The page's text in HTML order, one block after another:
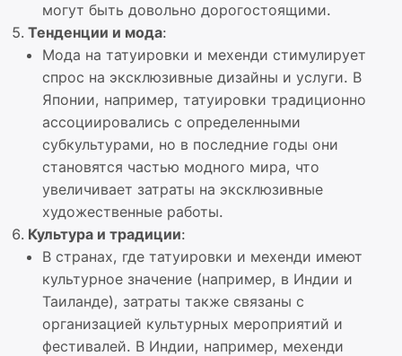
могут быть довольно дорогостоящими.
Тенденции и мода:
Мода на татуировки и мехенди стимулирует
спрос на эксклюзивные дизайны и услуги. В
Японии, например, татуировки традиционно
ассоциировались с определенными
субкультурами, но в последние годы они
становятся частью модного мира, что
увеличивает затраты на эксклюзивные
художественные работы.
Культура и традиции:
В странах, где татуировки и мехенди имеют
культурное значение (например, в Индии и
Таиланде), затраты также связаны с
организацией культурных мероприятий и
фестивалей. В Индии, например, мехенди